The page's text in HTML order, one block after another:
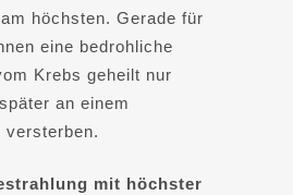
höchsten. Gerade für
eine bedrohliche
Krebs geheilt nur
an einem
versterben.
mit höchster